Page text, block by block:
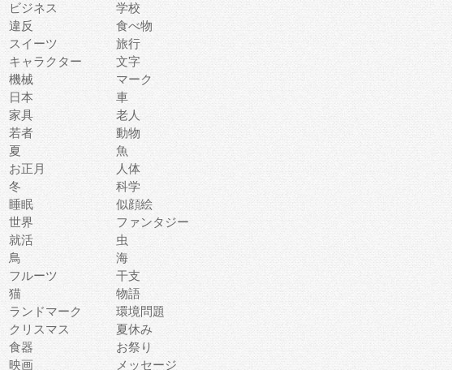
ビジネス
学校
違反
食べ物
スイーツ
旅行
キャラクター
文字
機械
マーク
日本
車
家具
老人
若者
動物
夏
魚
お正月
人体
冬
科学
睡眠
似顔絵
世界
ファンタジー
就活
虫
鳥
海
フルーツ
干支
猫
物語
ランドマーク
環境問題
クリスマス
夏休み
食器
お祭り
映画 メッセージ